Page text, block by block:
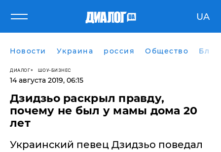
UA
Новости Украина россия Общество
ДИАЛОГ ШОУ-БИЗНЕС
14 августа 2019, 06:15
Дзидзьо раскрыл правду,
почему не был у мамы дома 20
лет
​Украинский певец Дзидзьо поведал